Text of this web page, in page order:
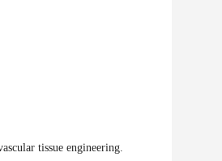
tissue engineering.